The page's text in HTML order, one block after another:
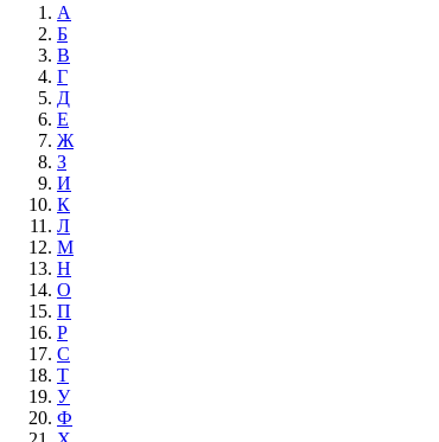
А
Б
В
Г
Д
Е
Ж
З
И
К
Л
М
Н
О
П
Р
С
Т
У
Ф